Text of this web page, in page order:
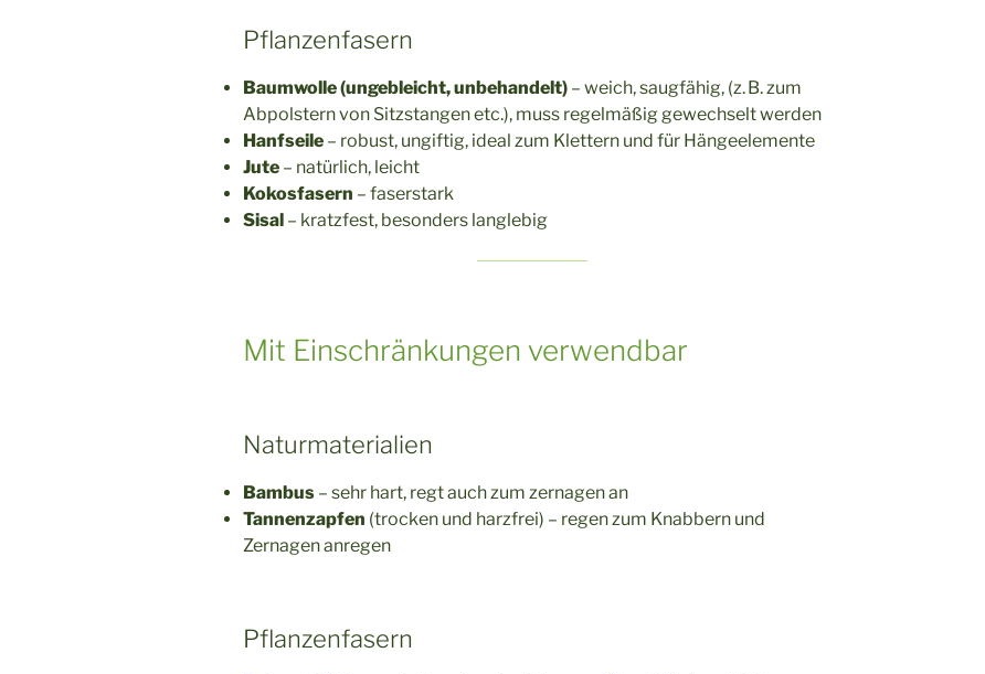
Pflanzenfasern
Baumwolle (ungebleicht, unbehandelt) – weich, saugfähig, (z. B. zum
Abpolstern von Sitzstangen etc.), muss regelmäßig gewechselt werden
Hanfseile – robust, ungiftig, ideal zum Klettern und für Hängeelemente
Jute – natürlich, leicht
Kokosfasern – faserstark
Sisal – kratzfest, besonders langlebig
Mit Einschränkungen verwendbar
Naturmaterialien
Bambus – sehr hart, regt auch zum zernagen an
Tannenzapfen (trocken und harzfrei) – regen zum Knabbern und
Zernagen anregen
Pflanzenfasern